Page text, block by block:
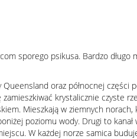
sporego psikusa. Bardzo długo
oraz północnej części
krystalicznie czyste
Mieszkają w ziemnych
poziomu wody. Drugi to kanał
W każdej norze samica